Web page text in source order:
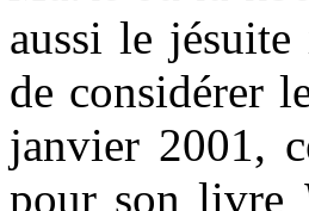
aussi le
de considérer
janvier 2001,
pour son livre